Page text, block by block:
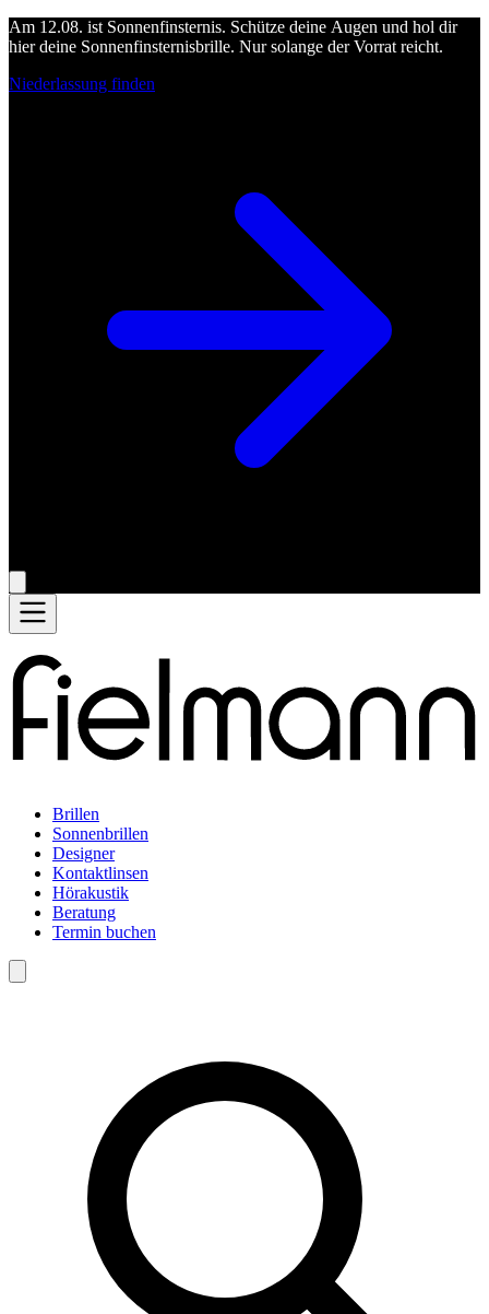
Am 12.08. ist Sonnenfinsternis. Schütze deine Augen und hol dir
hier deine Sonnenfinsternisbrille. Nur solange der Vorrat reicht.
Niederlassung finden
Brillen
Sonnenbrillen
Designer
Kontaktlinsen
Hörakustik
Beratung
Termin buchen